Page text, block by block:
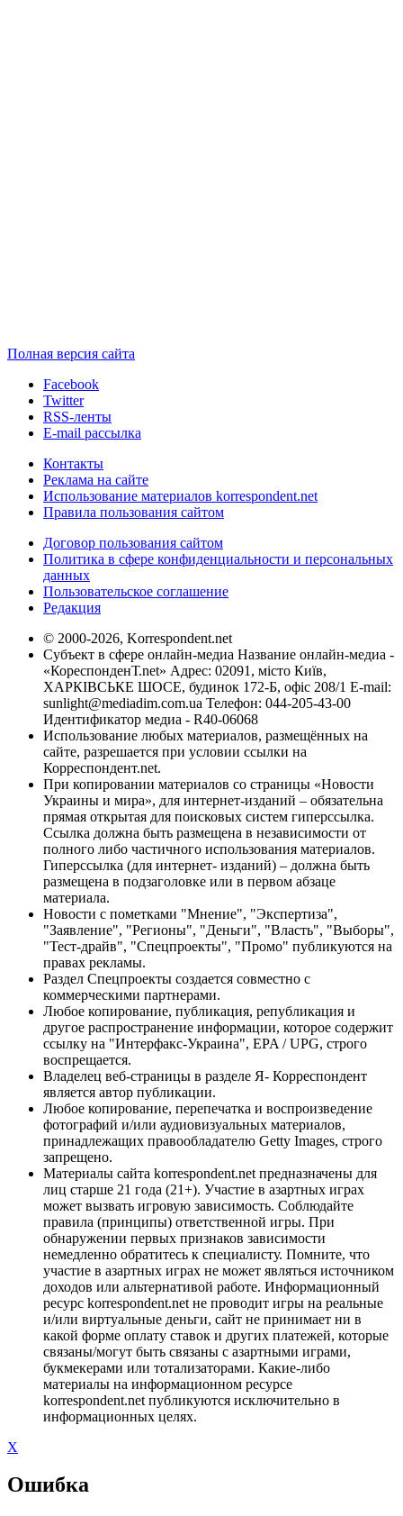
Полная версия сайта
Facebook
Twitter
RSS-ленты
E-mail рассылка
Контакты
Реклама на сайте
Использование материалов korrespondent.net
Правила пользования сайтом
Договор пользования сайтом
Политика в сфере конфиденциальности и персональных
данных
Пользовательское соглашение
Редакция
© 2000-2026, Korrespondent.net
Субъект в сфере онлайн-медиа Название онлайн-медиа -
«КореспонденТ.net» Адрес: 02091, місто Київ,
ХАРКІВСЬКЕ ШОСЕ, будинок 172-Б, офіс 208/1 E-mail:
sunlight@mediadim.com.ua Телефон: 044-205-43-00
Идентификатор медиа - R40-06068
Использование любых материалов, размещённых на
сайте, разрешается при условии ссылки на
Корреспондент.net.
При копировании материалов со страницы «Новости
Украины и мира», для интернет-изданий – обязательна
прямая открытая для поисковых систем гиперссылка.
Ссылка должна быть размещена в независимости от
полного либо частичного использования материалов.
Гиперссылка (для интернет- изданий) – должна быть
размещена в подзаголовке или в первом абзаце
материала.
Новости с пометками "Мнение", "Экспертиза",
"Заявление", "Регионы", "Деньги", "Власть", "Выборы",
"Тест-драйв", "Спецпроекты", "Промо" публикуются на
правах рекламы.
Раздел Спецпроекты создается совместно с
коммерческими партнерами.
Любое копирование, публикация, републикация и
другое распространение информации, которое содержит
ссылку на "Интерфакс-Украина", EPA / UPG, строго
воспрещается.
Владелец веб-страницы в разделе Я- Корреспондент
является автор публикации.
Любое копирование, перепечатка и воспроизведение
фотографий и/или аудиовизуальных материалов,
принадлежащих правообладателю Getty Images, строго
запрещено.
Материалы сайта korrespondent.net предназначены для
лиц старше 21 года (21+). Участие в азартных играх
может вызвать игровую зависимость. Соблюдайте
правила (принципы) ответственной игры. При
обнаружении первых признаков зависимости
немедленно обратитесь к специалисту. Помните, что
участие в азартных играх не может являться источником
доходов или альтернативой работе. Информационный
ресурс korrespondent.net не проводит игры на реальные
и/или виртуальные деньги, сайт не принимает ни в
какой форме оплату ставок и других платежей, которые
связаны/могут быть связаны с азартными играми,
букмекерами или тотализаторами. Какие-либо
материалы на информационном ресурсе
korrespondent.net публикуются исключительно в
информационных целях.
X
Ошибка